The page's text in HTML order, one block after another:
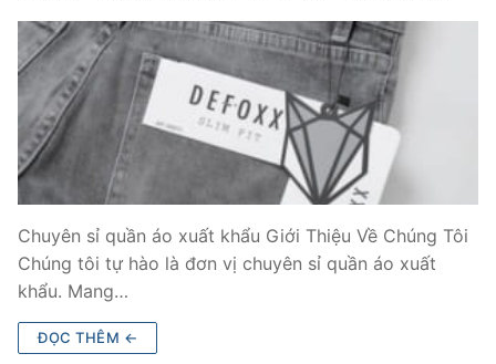
Chuyên sỉ quần áo xuất khẩu Giới Thiệu Về Chúng Tôi
Chúng tôi tự hào là đơn vị chuyên sỉ quần áo xuất
khẩu. Mang…
ĐỌC THÊM ←